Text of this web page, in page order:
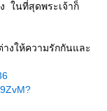
ในที่สุดพระเจ้าก็
งให้ความรักกันและ